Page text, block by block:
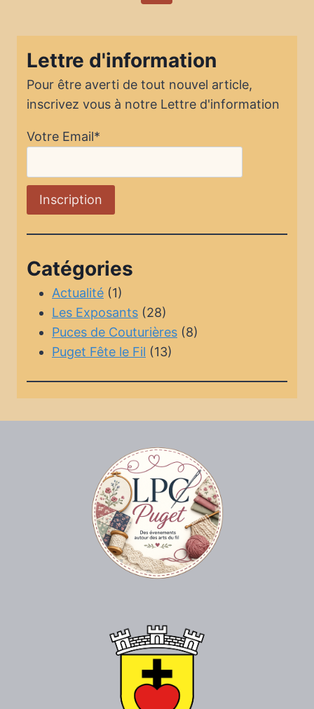
Lettre d'information
Pour être averti de tout nouvel article,
inscrivez vous à notre Lettre d'information
Votre Email*
Catégories
Actualité (1)
Les Exposants (28)
Puces de Couturières (8)
Puget Fête le Fil (13)